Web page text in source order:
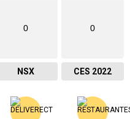
0
NSX
0
CES 2022